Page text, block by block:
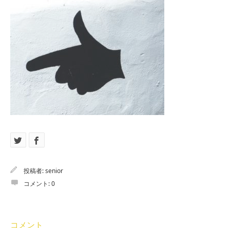
投稿者:senior
コメント:0
コメント